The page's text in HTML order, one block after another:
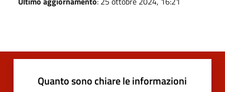
Quanto sono chiare le informazioni